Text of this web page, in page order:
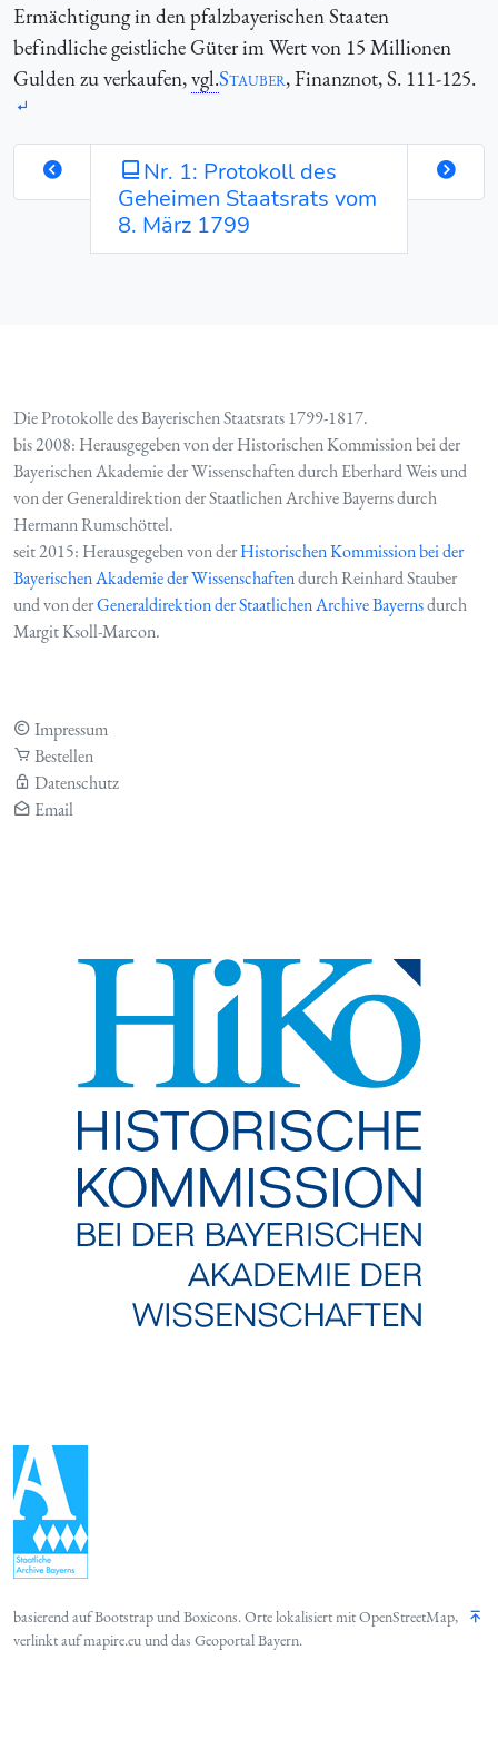
Ermächtigung in den pfalzbayerischen Staaten
befindliche geistliche Güter im Wert von 15 Millionen
Gulden zu verkaufen,vgl.Stauber, Finanznot, S. 111-125.
Nr. 1: Protokoll des
Geheimen Staatsrats vom
8. März 1799
Die Protokolle des Bayerischen Staatsrats 1799-1817.
bis 2008: Herausgegeben von der Historischen Kommission bei der
Bayerischen Akademie der Wissenschaften durch Eberhard Weis und
von der Generaldirektion der Staatlichen Archive Bayerns durch
Hermann Rumschöttel.
seit 2015: Herausgegeben von derHistorischen Kommission bei der
Bayerischen Akademie der Wissenschaftendurch Reinhard Stauber
und von derGeneraldirektion der Staatlichen Archive Bayernsdurch
Margit Ksoll-Marcon.
Impressum
Bestellen
Datenschutz
Email
basierend aufBootstrapundBoxicons. Orte lokalisiert mitOpenStreetMap,
verlinkt aufmapire.euund das Geoportal Bayern.